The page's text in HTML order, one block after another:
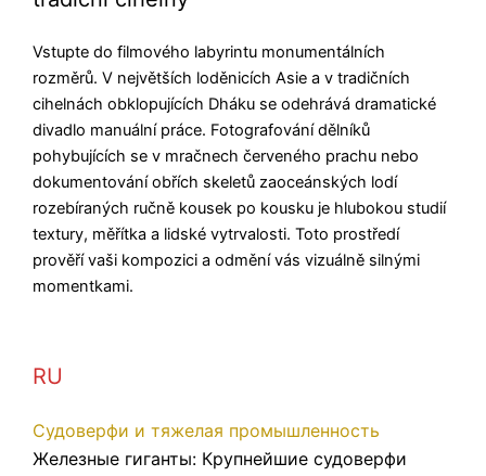
Vstupte do filmového labyrintu monumentálních
rozměrů. V největších loděnicích Asie a v tradičních
cihelnách obklopujících Dháku se odehrává dramatické
divadlo manuální práce. Fotografování dělníků
pohybujících se v mračnech červeného prachu nebo
dokumentování obřích skeletů zaoceánských lodí
rozebíraných ručně kousek po kousku je hlubokou studií
textury, měřítka a lidské vytrvalosti. Toto prostředí
prověří vaši kompozici a odmění vás vizuálně silnými
momentkami.
RU
Судоверфи и тяжелая промышленность
Железные гиганты: Крупнейшие судоверфи